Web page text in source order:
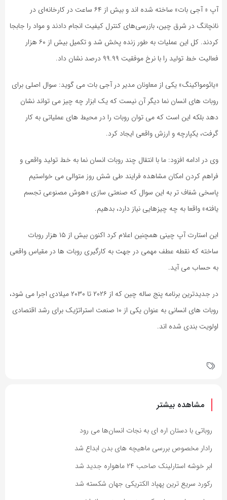
آپ « آجی بات» ساخته شده اند و بیش از ۶۴ ساعت در کارخانه‌ای در
نانچانگ در شرق چین، بازرسی‌های کنترل کیفیت انجام دادند و مواد را جابجا
کردند. کل این عملیات به طور زنده پخش شد و تکمیل بیش از ۶۰ هزار
فعالیت خط تولید را با نرخ موفقیت ۹۹.۹۹ درصد نشان داد.
«یائومواکینگ» یکی از معاونان مدیر در آجی بات می گوید: سوال اصلی برای
روبات های انسان نما دیگر آن نیست که یک ابزار چه چیز می تواند نشان
دهد بلکه این است که می توان روبات را در محیط های عملیاتی به کار
گرفت، یکپارچه و ارزش واقعی ایجاد کرد.
وی در ادامه افزود: ما با انتقال چند روبات انسان نما به خط تولید واقعی و
فراهم کردن امکان مشاهده فرایند طی شش روز متوالی می خواستیم
پاسخی شفاف تر به این سوال که صنعتی سازی «هوش مصنوعی تجسم
یافته» واقعا به چه چیزهایی نیاز دارد، بدهیم.
این استارت آپ چینی همچنین اعلام کرد اکنون بیش از ۱۵ هزار روبات
ساخته که نقطه عطف مهمی در جهت به کارگیری روبات ها در مقیاس واقعی
به حساب می آید.
در جدیدترین برنامه پنج ساله چین که از ۲۰۲۶ تا ۲۰۳۰ میلادی اجرا می شود،
روبات های انسانی به عنوان یکی از ۱۰ صنعت استراتژیک برای رشد اقتصادی
اولویت بندی شده اند.
مشاهده بیشتر
روباتی با دستان اره ای به نجات انسان‌ها می رود
رادار مخصوص بررسی ماهیچه های بدن ابداع شد
ابر خوشه استارلینک صاحب ۲۴ ماهواره جدید شد
رکورد سریع ترین پهپاد الکتریکی جهان شکسته شد